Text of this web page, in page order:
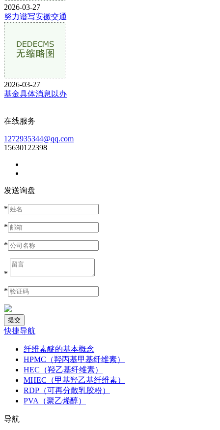
2026-03-27
努力谱写安徽交通
2026-03-27
基金具体消息以办
在线服务
1272935344@qq.com
15630122398
发送询盘
*
*
*
*
*
快捷导航
纤维素醚的基本概念
HPMC（羟丙基甲基纤维素）
HEC（羟乙基纤维素）
MHEC（甲基羟乙基纤维素）
RDP（可再分散乳胶粉）
PVA（聚乙烯醇）
导航